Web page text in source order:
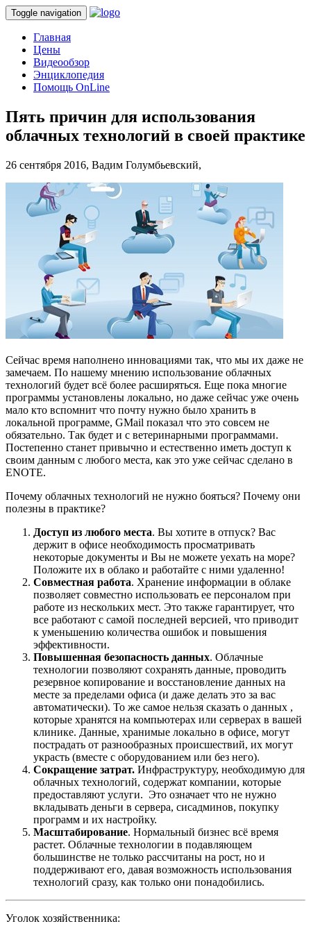
Toggle navigation
Главная
Цены
Видеообзор
Энциклопедия
Помощь OnLine
Пять причин для использования
облачных технологий в своей практике
26 сентября 2016, Вадим Голумбьевский,
Сейчас время наполнено инновациями так, что мы их даже не
замечаем. По нашему мнению использование облачных
технологий будет всё более расширяться. Еще пока многие
программы установлены локально, но даже сейчас уже очень
мало кто вспомнит что почту нужно было хранить в
локальной программе, GMail показал что это совсем не
обязательно. Так будет и с ветеринарными программами.
Постепенно станет привычно и естественно иметь доступ к
своим данным с любого места, как это уже сейчас сделано в
ENOTE.
Почему облачных технологий не нужно бояться? Почему они
полезны в практике?
Доступ из любого места. Вы хотите в отпуск? Вас
держит в офисе необходимость просматривать
некоторые документы и Вы не можете уехать на море?
Положите их в облако и работайте с ними удаленно!
Совместная работа. Хранение информации в облаке
позволяет совместно использовать ее персоналом при
работе из нескольких мест. Это также гарантирует, что
все работают с самой последней версией, что приводит
к уменьшению количества ошибок и повышения
эффективности.
Повышенная безопасность данных. Облачные
технологии позволяют сохранять данные, проводить
резервное копирование и восстановление данных на
месте за пределами офиса (и даже делать это за вас
автоматически). То же самое нельзя сказать о данных ,
которые хранятся на компьютерах или серверах в вашей
клинике. Данные, хранимые локально в офисе, могут
пострадать от разнообразных происшествий, их могут
украсть (вместе с оборудованием или без него).
Сокращение затрат. Инфраструктуру, необходимую для
облачных технологий, содержат компании, которые
предоставляют услуги. Это означает что не нужно
вкладывать деньги в сервера, сисадминов, покупку
программ и их настройку.
Масштабирование. Нормальный бизнес всё время
растет. Облачные технологии в подавляющем
большинстве не только рассчитаны на рост, но и
поддерживают его, давая возможность использования
технологий сразу, как только они понадобились.
Уголок хозяйственника: